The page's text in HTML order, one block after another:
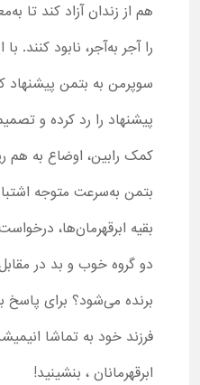
هم از زندان آزاد کند تا
را آجر به‌آجر، نابود کنند.
سوپرمن به بتمن
پیشنهاد را رد کرده و
کمک رابین، اوضاع به هم
بتمن به‌سرعت متوجه
بقیه ابرقهرمان‌ها،
دو گروه خوب و بد در
برنده می‌شود؟ برای پاسخ
فرزند خود به تماشا
ابرقهرمانان ، بنشینید!